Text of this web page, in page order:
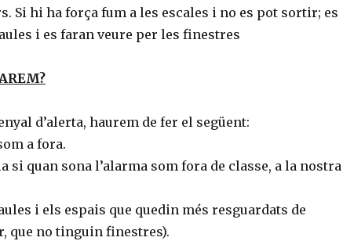
Si hi ha força fum a les escales i no es pot sortir; es
aules i es faran veure per les finestres
d’alerta, haurem de fer el següent:
a fora.
si quan sona l’alarma som fora de classe, a la nostra
i els espais que quedin més resguardats de
que no tinguin finestres).